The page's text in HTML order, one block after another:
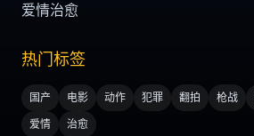
爱情治愈
热门标签
国产 电影 动作 犯罪 翻拍 枪战
爱情
治愈